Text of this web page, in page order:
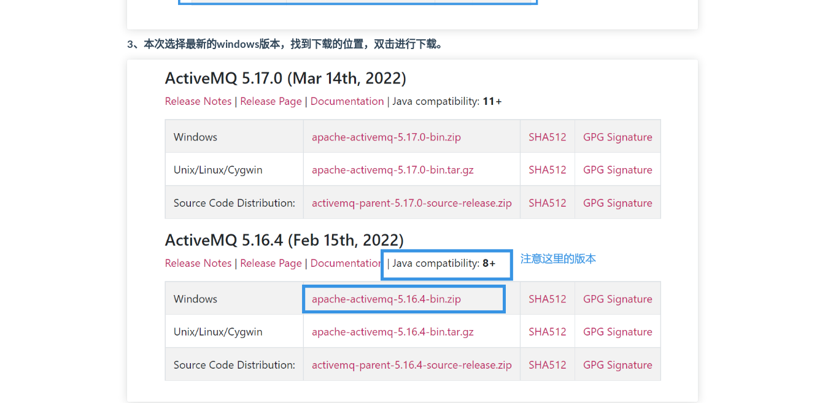
3、本次选择最新的windows版本，找到下载的位置，双击进行下载。